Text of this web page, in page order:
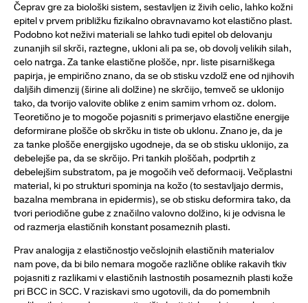
Čeprav gre za biološki sistem, sestavljen iz živih celic, lahko kožni
epitel v prvem približku fizikalno obravnavamo kot elastično plast.
Podobno kot neživi materiali se lahko tudi epitel ob delovanju
zunanjih sil skrči, raztegne, ukloni ali pa se, ob dovolj velikih silah,
celo natrga. Za tanke elastične plošče, npr. liste pisarniškega
papirja, je empirično znano, da se ob stisku vzdolž ene od njihovih
daljših dimenzij (širine ali dolžine) ne skrčijo, temveč se uklonijo
tako, da tvorijo valovite oblike z enim samim vrhom oz. dolom.
Teoretično je to mogoče pojasniti s primerjavo elastične energije
deformirane plošče ob skrčku in tiste ob uklonu. Znano je, da je
za tanke plošče energijsko ugodneje, da se ob stisku uklonijo, za
debelejše pa, da se skrčijo. Pri tankih ploščah, podprtih z
debelejšim substratom, pa je mogočih več deformacij. Večplastni
material, ki po strukturi spominja na kožo (to sestavljajo dermis,
bazalna membrana in epidermis), se ob stisku deformira tako, da
tvori periodične gube z značilno valovno dolžino, ki je odvisna le
od razmerja elastičnih konstant posameznih plasti.
Prav analogija z elastičnostjo večslojnih elastičnih materialov
nam pove, da bi bilo nemara mogoče različne oblike rakavih tkiv
pojasniti z razlikami v elastičnih lastnostih posameznih plasti kože
pri BCC in SCC. V raziskavi smo ugotovili, da do pomembnih